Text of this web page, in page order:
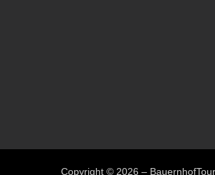
Copyright © 2026 –